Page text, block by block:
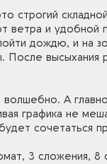
строгий
ветра и удобной
дождю, и на
После высыхания
А
графика не
сочетаться
3 сложения, 8